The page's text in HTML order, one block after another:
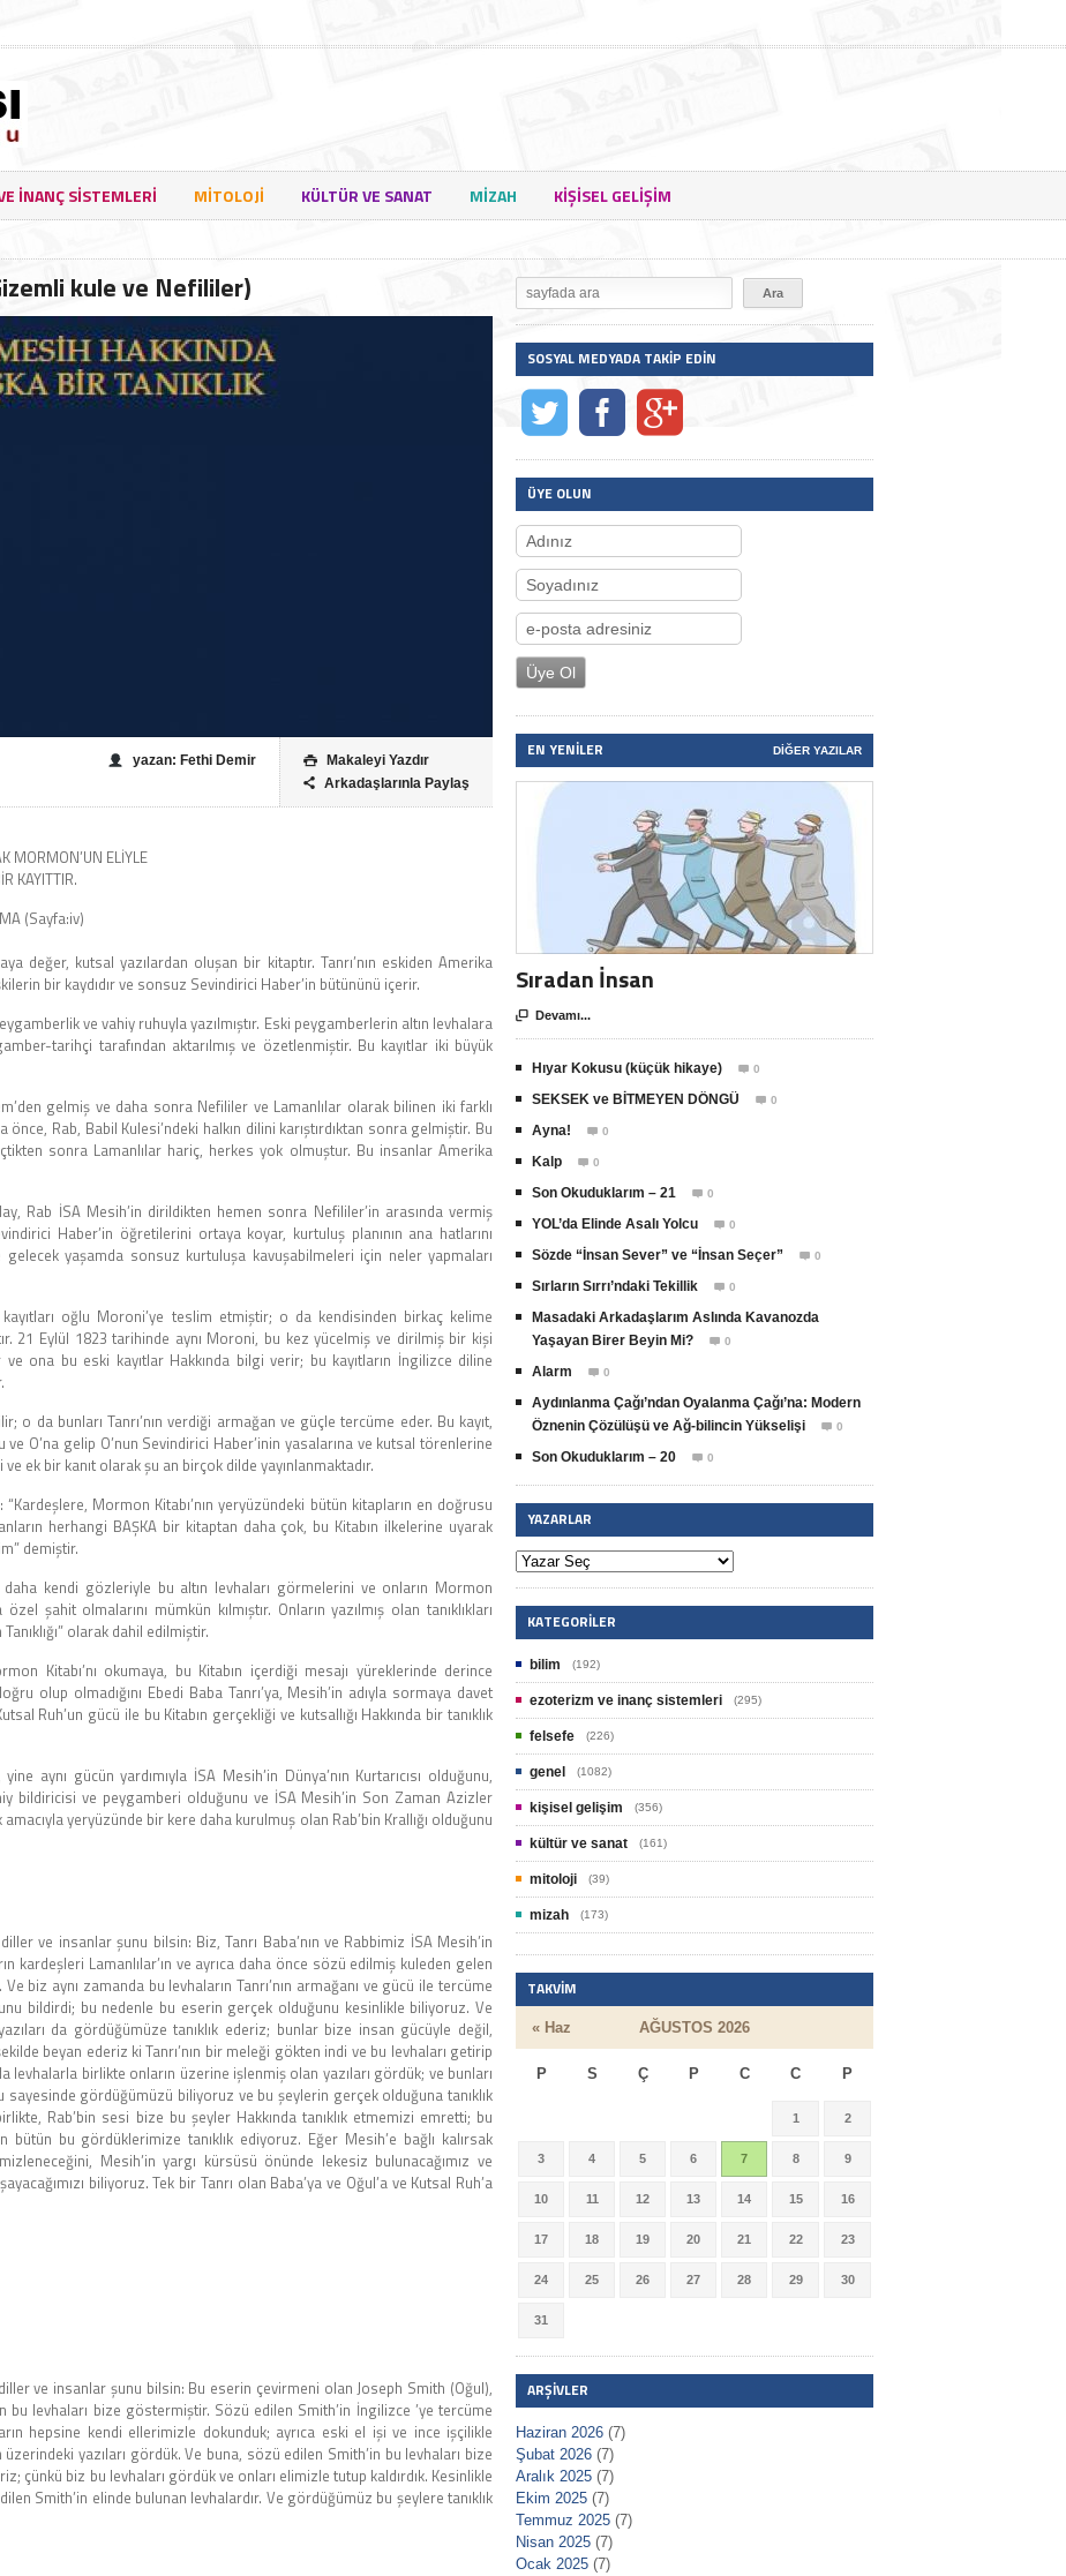
INANÇ SISTEMLERI MITOLOJI KÜLTÜR VE SANAT MIZAH KIŞISEL GELIŞIM
kule ve Nefililer)
 Makaleyi Yazdır
 Arkadaşlarınla Paylaş
yazan: Fethi Demir
MORMON’UN ELİYLE
KAYITTIR.
(Sayfa:iv)
değer, kutsal yazılardan oluşan bir kitaptır. Tanrı’nın eskiden Amerika
bir kaydıdır ve sonsuz Sevindirici Haber’in bütününü içerir.
ve vahiy ruhuyla yazılmıştır. Eski peygamberlerin altın levhalara
tarihçi tarafından aktarılmış ve özetlenmiştir. Bu kayıtlar iki büyük
gelmiş ve daha sonra Nefililer ve Lamanlılar olarak bilinen iki farklı
önce, Rab, Babil Kulesi’ndeki halkın dilini karıştırdıktan sonra gelmiştir. Bu
sonra Lamanlılar hariç, herkes yok olmuştur. Bu insanlar Amerika
Rab İSA Mesih’in dirildikten hemen sonra Nefililer’in arasında vermiş
Haber’in öğretilerini ortaya koyar, kurtuluş planının ana hatlarını
yaşamda sonsuz kurtuluşa kavuşabilmeleri için neler yapmaları
kayıtları oğlu Moroni’ye teslim etmiştir; o da kendisinden birkaç kelime
21 Eylül 1823 tarihinde aynı Moroni, bu kez yücelmiş ve dirilmiş bir kişi
ona bu eski kayıtlar Hakkında bilgi verir; bu kayıtların İngilizce diline
o da bunları Tanrı’nın verdiği armağan ve güçle tercüme eder. Bu kayıt,
ve O’na gelip O’nun Sevindirici Haber’inin yasalarına ve kutsal törenlerine
ek bir kanıt olarak şu an birçok dilde yayınlanmaktadır.
Mormon Kitabı’nın yeryüzündeki bütün kitapların en doğrusu
herhangi BAŞKA bir kitaptan daha çok, bu Kitabın ilkelerine uyarak
demiştir.
kendi gözleriyle bu altın levhaları görmelerini ve onların Mormon
şahit olmalarını mümkün kılmıştır. Onların yazılmış olan tanıklıkları
olarak dahil edilmiştir.
Kitabı’nı okumaya, bu Kitabın içerdiği mesajı yüreklerinde derince
olup olmadığını Ebedi Baba Tanrı’ya, Mesih’in adıyla sormaya davet
Ruh’un gücü ile bu Kitabın gerçekliği ve kutsallığı Hakkında bir tanıklık
aynı gücün yardımıyla İSA Mesih’in Dünya’nın Kurtarıcısı olduğunu,
bildiricisi ve peygamberi olduğunu ve İSA Mesih’in Son Zaman Azizler
yeryüzünde bir kere daha kurulmuş olan Rab’bin Krallığı olduğunu
ve insanlar şunu bilsin: Biz, Tanrı Baba’nın ve Rabbimiz İSA Mesih’in
kardeşleri Lamanlılar’ın ve ayrıca daha önce sözü edilmiş kuleden gelen
biz aynı zamanda bu levhaların Tanrı’nın armağanı ve gücü ile tercüme
bildirdi; bu nedenle bu eserin gerçek olduğunu kesinlikle biliyoruz. Ve
da gördüğümüze tanıklık ederiz; bunlar bize insan gücüyle değil,
beyan ederiz ki Tanrı’nın bir meleği gökten indi ve bu levhaları getirip
levhalarla birlikte onların üzerine işlenmiş olan yazıları gördük; ve bunları
sayesinde gördüğümüzü biliyoruz ve bu şeylerin gerçek olduğuna tanıklık
Rab’bin sesi bize bu şeyler Hakkında tanıklık etmemizi emretti; bu
bütün bu gördüklerimize tanıklık ediyoruz. Eğer Mesih’e bağlı kalırsak
Mesih’in yargı kürsüsü önünde lekesiz bulunacağımız ve
biliyoruz. Tek bir Tanrı olan Baba’ya ve Oğul’a ve Kutsal Ruh’a
ve insanlar şunu bilsin: Bu eserin çevirmeni olan Joseph Smith (Oğul),
levhaları bize göstermiştir. Sözü edilen Smith’in İngilizce ’ye tercüme
hepsine kendi ellerimizle dokunduk; ayrıca eski el işi ve ince işçilikle
yazıları gördük. Ve buna, sözü edilen Smith’in bu levhaları bize
çünkü biz bu levhaları gördük ve onları elimizle tutup kaldırdık. Kesinlikle
Smith’in elinde bulunan levhalardır. Ve gördüğümüz bu şeylere tanıklık
SOSYAL MEDYADA TAKIP EDIN
ÜYE OLUN
EN YENILER DIĞER YAZILAR
Sıradan İnsan
 Devamı...
Hıyar Kokusu (küçük hikaye)  0
SEKSEK ve BİTMEYEN DÖNGÜ  0
Ayna!  0
Kalp  0
Son Okuduklarım – 21  0
YOL’da Elinde Asalı Yolcu  0
Sözde “İnsan Sever” ve “İnsan Seçer”  0
Sırların Sırrı’ndaki Tekillik  0
Masadaki Arkadaşlarım Aslında Kavanozda
Yaşayan Birer Beyin Mi?
 0
Alarm  0
Aydınlanma Çağı’ndan Oyalanma Çağı’na: Modern
Öznenin Çözülüşü ve Ağ-bilincin Yükselişi
 0
Son Okuduklarım – 20  0
YAZARLAR
KATEGORILER
bilim (192)
ezoterizm ve inanç sistemleri (295)
felsefe (226)
genel (1082)
kişisel gelişim (356)
kültür ve sanat (161)
mitoloji (39)
mizah (173)
TAKVIM
AĞUSTOS 2026
P S Ç P C C P
« Haz
1 2
3 4 5 6 7 8 9
10 11 12 13 14 15 16
17 18 19 20 21 22 23
24 25 26 27 28 29 30
31
ARŞIVLER
Haziran 2026 (7)
Şubat 2026 (7)
Aralık 2025 (7)
Ekim 2025 (7)
Temmuz 2025 (7)
Nisan 2025 (7)
Ocak 2025 (7)